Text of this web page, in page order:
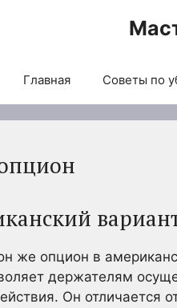
Главная Советы по
же опцион в
держателям
Он отличается